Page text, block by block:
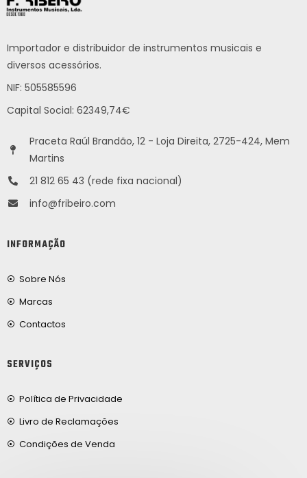
Importador e distribuidor de instrumentos musicais e
diversos acessórios.
NIF: 505585596
Capital Social: 62349,74€
Praceta Raúl Brandão, 12 - Loja Direita, 2725-424, Mem
Martins
21 812 65 43 (rede fixa nacional)
info@fribeiro.com
INFORMAÇÃO
Sobre Nós
Marcas
Contactos
SERVIÇOS
Política de Privacidade
Livro de Reclamações
Condições de Venda